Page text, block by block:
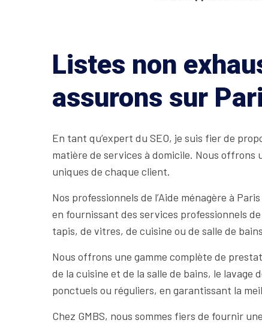
Listes non
assurons sur
En tant qu’expert du SEO, je suis fier de
matière de services à domicile. Nous offrons
uniques de chaque client.
Nos professionnels de l’Aide ménagère à
en fournissant des services professionnels
tapis, de vitres, de cuisine ou de salle de
Nous offrons une gamme complète de
de la cuisine et de la salle de bains, le
ponctuels ou réguliers, en garantissant la
Chez GMBS, nous sommes fiers de fournir